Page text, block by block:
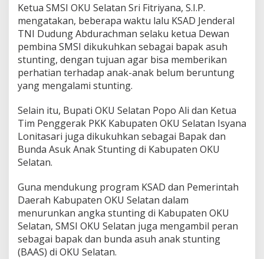
,
S
S
I
O
K
U
S
l
a
t
a
n
n
u
n
g
i
Ketua SMSI OKU Selatan Sri Fitriyana, S.I.P.
mengatakan, beberapa waktu lalu KSAD Jenderal
TNI Dudung Abdurachman selaku ketua Dewan
pembina SMSI dikukuhkan sebagai bapak asuh
stunting, dengan tujuan agar bisa memberikan
perhatian terhadap anak-anak belum beruntung
yang mengalami stunting.
Selain itu, Bupati OKU Selatan Popo Ali dan Ketua
Tim Penggerak PKK Kabupaten OKU Selatan Isyana
Lonitasari juga dikukuhkan sebagai Bapak dan
Bunda Asuk Anak Stunting di Kabupaten OKU
Selatan.
Guna mendukung program KSAD dan Pemerintah
Daerah Kabupaten OKU Selatan dalam
menurunkan angka stunting di Kabupaten OKU
Selatan, SMSI OKU Selatan juga mengambil peran
sebagai bapak dan bunda asuh anak stunting
(BAAS) di OKU Selatan.